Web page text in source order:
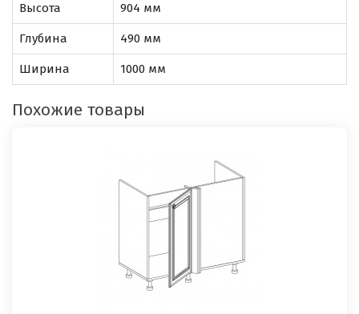
Высота 904 мм
Глубина 490 мм
Ширина 1000 мм
Похожие товары